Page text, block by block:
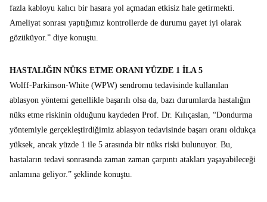
fazla kabloyu kalıcı bir hasara yol açmadan etkisiz hale getirmekti.
Ameliyat sonrası yaptığımız kontrollerde de durumu gayet iyi olarak
gözüküyor.” diye konuştu.
HASTALIĞIN NÜKS ETME ORANI YÜZDE 1 İLA 5
Wolff-Parkinson-White (WPW) sendromu tedavisinde kullanılan
ablasyon yöntemi genellikle başarılı olsa da, bazı durumlarda hastalığın
nüks etme riskinin olduğunu kaydeden Prof. Dr. Kılıçaslan, “Dondurma
yöntemiyle gerçekleştirdiğimiz ablasyon tedavisinde başarı oranı oldukça
yüksek, ancak yüzde 1 ile 5 arasında bir nüks riski bulunuyor. Bu,
hastaların tedavi sonrasında zaman zaman çarpıntı atakları yaşayabileceği
anlamına geliyor.” şeklinde konuştu.